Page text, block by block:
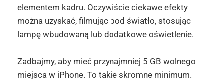
elementem kadru. Oczywiście ciekawe efekty
można uzyskać, filmując pod światło, stosując
lampę wbudowaną lub dodatkowe oświetlenie.
Zadbajmy, aby mieć przynajmniej 5 GB wolnego
miejsca w iPhone. To takie skromne minimum.